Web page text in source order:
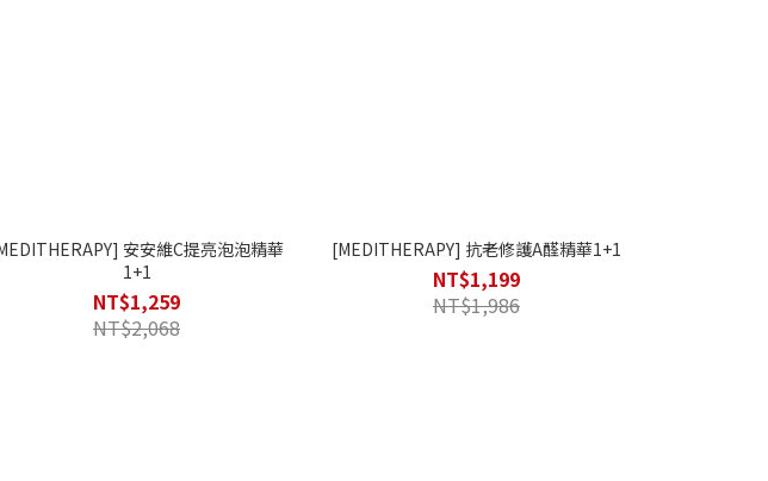
安安維C提亮泡泡精華
1+1
NT$1,259
NT$2,068
[MEDITHERAPY] 抗老修護A醛精華1+1
NT$1,199
NT$1,986